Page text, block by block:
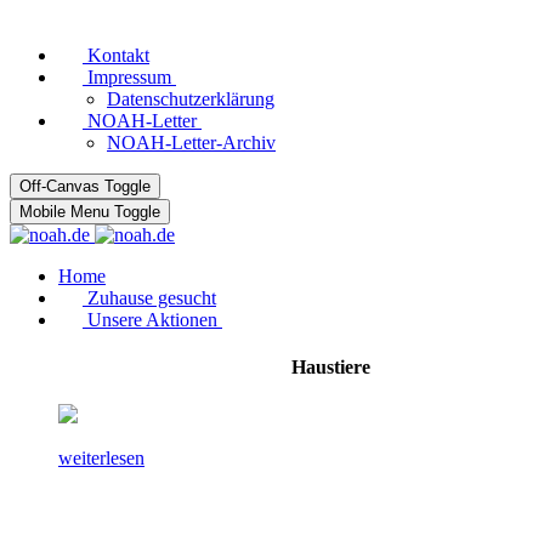
Kontakt
Impressum
Datenschutzerklärung
NOAH-Letter
NOAH-Letter-Archiv
Off-Canvas Toggle
Mobile Menu Toggle
Home
Zuhause gesucht
Unsere Aktionen
Haustiere
weiterlesen